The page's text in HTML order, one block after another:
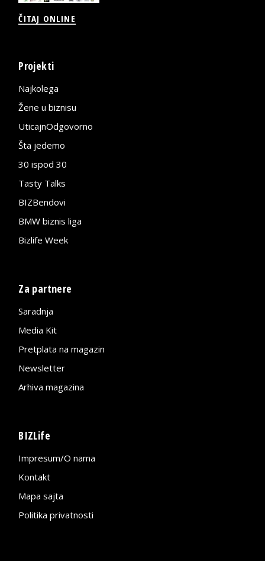
ČITAJ ONLINE
Projekti
Najkolega
Žene u biznisu
UticajnOdgovorno
Šta jedemo
30 ispod 30
Tasty Talks
BIZBendovi
BMW biznis liga
Bizlife Week
Za partnere
Saradnja
Media Kit
Pretplata na magazin
Newsletter
Arhiva magazina
BIZLife
Impresum/O nama
Kontakt
Mapa sajta
Politika privatnosti